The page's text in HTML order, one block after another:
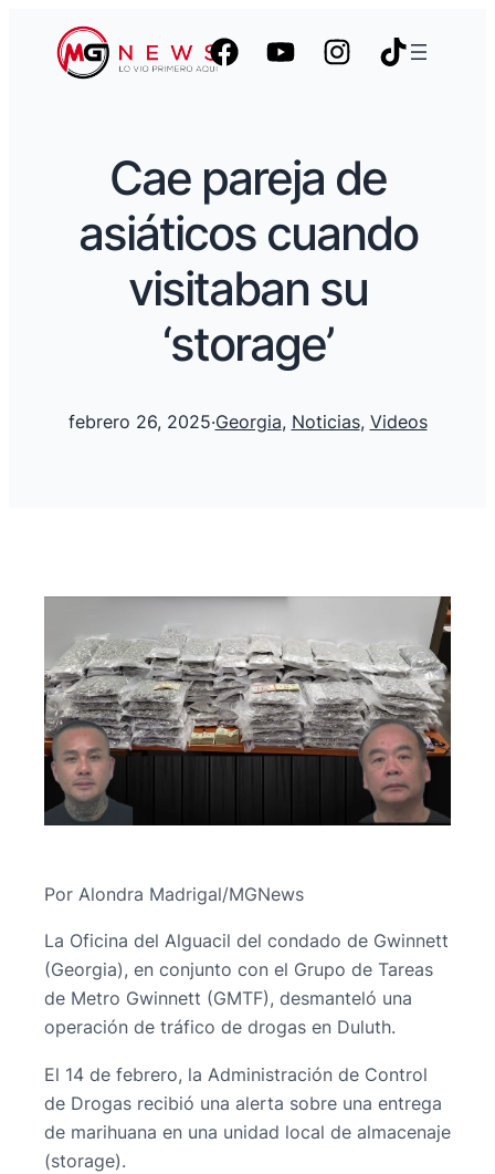
Cae pareja de
asiáticos cuando
visitaban su
‘storage’
febrero 26, 2025·Georgia, Noticias, Videos
Por Alondra Madrigal/MGNews
La Oficina del Alguacil del condado de Gwinnett
(Georgia), en conjunto con el Grupo de Tareas
de Metro Gwinnett (GMTF), desmanteló una
operación de tráfico de drogas en Duluth.
El 14 de febrero, la Administración de Control
de Drogas recibió una alerta sobre una entrega
de marihuana en una unidad local de almacenaje
(storage).